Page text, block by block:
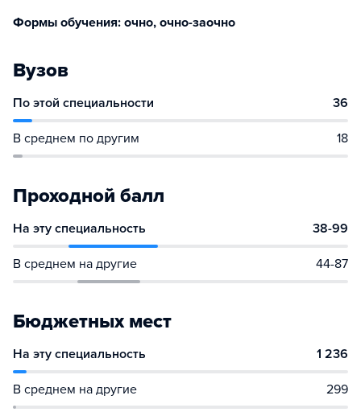
Формы обучения: очно, очно-заочно
Вузов
По этой специальности 36
В среднем по другим 18
Проходной балл
На эту специальность 38-99
В среднем на другие 44-87
Бюджетных мест
На эту специальность 1 236
В среднем на другие 299